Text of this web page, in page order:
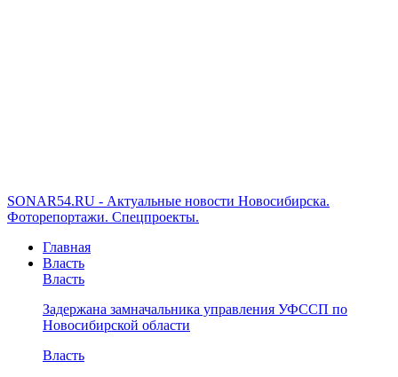
SONAR54.RU - Актуальные новости Новосибирска.
Фоторепортажи. Спецпроекты.
Главная
Власть
Власть
Задержана замначальника управления УФССП по
Новосибирской области
Власть